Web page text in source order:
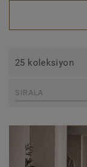
25 koleksiyon
SIRALA